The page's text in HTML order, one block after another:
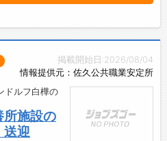
掲載開始日:2026/08/04
情報提供元：佐久公共職業安定所
ドルフ白樺の
所施設の
送迎